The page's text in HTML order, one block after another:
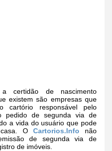
certidão de nascimento
existem são empresas que
responsável pelo
pedido de segunda via de
a vida do usuário que pode
casa. OCartorios.Info não
de segunda via de
de imóveis.